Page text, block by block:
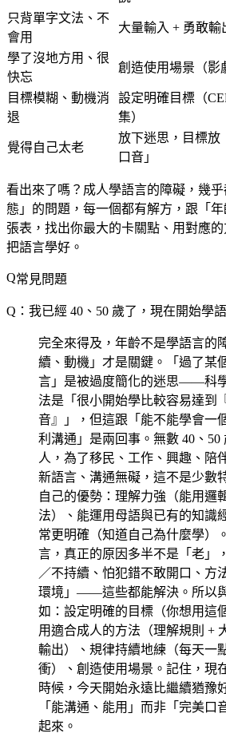
只背單字文法、不
會用
大量輸入 + 勇敢
學了沒地方用、很
快忘
創造使用場景（影
目標模糊、動機消
退
設定明確目標（
集）
覺得自己太老
放下迷思，目標放
口音」
看出來了嗎？成人學語言的障礙，幾
態」的問題，每一個都有解方，跟「
張表，找出你最大的卡關點、用對應
把語言學好。
常見問題
Q：我已經 40、50 歲了，現在開始學
完全來得及，年齡不是學語言的
續、動機」才是關鍵。「過了某
言」是被過度簡化的迷思——科
法是「很小開始學比較容易達到
音』」，但這跟「能不能學會一
利溝通」是兩回事。無數 40、50
人，為了移民、工作、興趣、陪
新語言、溝通無礙，這不是少數
自己的優勢：理解力強（能用邏
法）、能運用母語與已有的知識
常更明確（知道自己為什麼學）
言，真正的原因多半不是「老」
／不持續、怕犯錯不敢開口、方
環境」——這些都能解決。所以
如：設定明確的目標（你想用這
用適合成人的方法（理解規則 +
輸出）、規律持續地練（每天一
衝）、創造使用場景。記住，現
時候，今天開始永遠比繼續猶豫
「能溝通、能用」而非「完美口
起來。